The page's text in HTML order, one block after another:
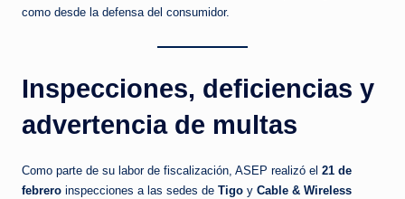
como desde la defensa del consumidor.
Inspecciones, deficiencias y
advertencia de multas
Como parte de su labor de fiscalización, ASEP realizó el 21 de
febrero inspecciones a las sedes de Tigo y Cable & Wireless